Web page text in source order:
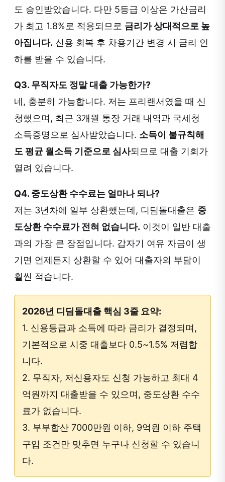
도 승인받았습니다. 다만 5등급 이상은 가산금리
가 최고 1.8%로 적용되므로 금리가 상대적으로 높
아집니다. 신용 회복 후 차용기간 변경 시 금리 인
하를 받을 수 있습니다.
Q3. 무직자도 정말 대출 가능한가?
네, 충분히 가능합니다. 저는 프리랜서였을 때 신
청했으며, 최근 3개월 통장 거래 내역과 국세청
소득증명으로 심사받았습니다. 소득이 불규칙해
도 평균 월소득 기준으로 심사되므로 대출 기회가
열려 있습니다.
Q4. 중도상환 수수료는 얼마나 되나?
저는 3년차에 일부 상환했는데, 디딤돌대출은 중
도상환 수수료가 전혀 없습니다. 이것이 일반 대출
과의 가장 큰 장점입니다. 갑자기 여유 자금이 생
기면 언제든지 상환할 수 있어 대출자의 부담이
훨씬 적습니다.
2026년 디딤돌대출 핵심 3줄 요약:
1. 신용등급과 소득에 따라 금리가 결정되며,
기본적으로 시중 대출보다 0.5~1.5% 저렴합
니다.
2. 무직자, 저신용자도 신청 가능하고 최대 4
억원까지 대출받을 수 있으며, 중도상환 수수
료가 없습니다.
3. 부부합산 7000만원 이하, 9억원 이하 주택
구입 조건만 맞추면 누구나 신청할 수 있습니
다.